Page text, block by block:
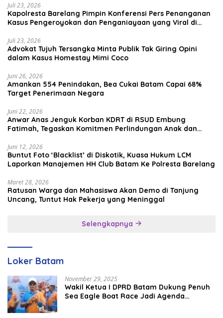
Juli 23, 2026
Kapolresta Barelang Pimpin Konferensi Pers Penanganan
Kasus Pengeroyokan dan Penganiayaan yang Viral di
Juli 23, 2026
Advokat Tujuh Tersangka Minta Publik Tak Giring Opini
dalam Kasus Homestay Mimi Coco
Juni 26, 2026
Amankan 554 Penindakan, Bea Cukai Batam Capai 68%
Target Penerimaan Negara
Juni 22, 2026
Anwar Anas Jenguk Korban KDRT di RSUD Embung
Fatimah, Tegaskan Komitmen Perlindungan Anak dan
Juni 12, 2026
Buntut Foto ‘Blacklist’ di Diskotik, Kuasa Hukum LCM
Laporkan Manajemen HH Club Batam Ke Polresta Barelang
Maret 28, 2026
Ratusan Warga dan Mahasiswa Akan Demo di Tanjung
Uncang, Tuntut Hak Pekerja yang Meninggal
Selengkapnya
Loker Batam
November 29, 2025
Wakil Ketua I DPRD Batam Dukung Penuh
Sea Eagle Boat Race Jadi Agenda